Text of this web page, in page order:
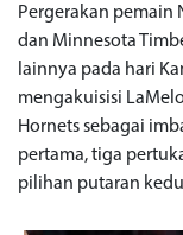
Pergerakan pemain
dan Minnesota
lainnya pada hari
mengakuisisi
Hornets sebagai
pertama, tiga
pilihan putaran